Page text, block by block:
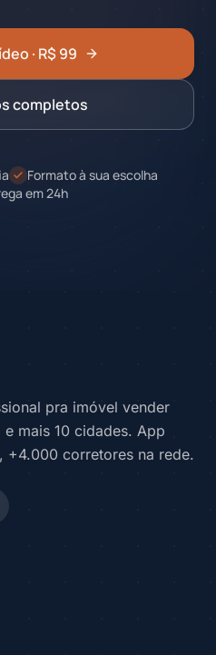
· R$ 99
completos
Formato à sua escolha
em 24h
pra imóvel vender
mais 10 cidades. App
+4.000 corretores na rede.